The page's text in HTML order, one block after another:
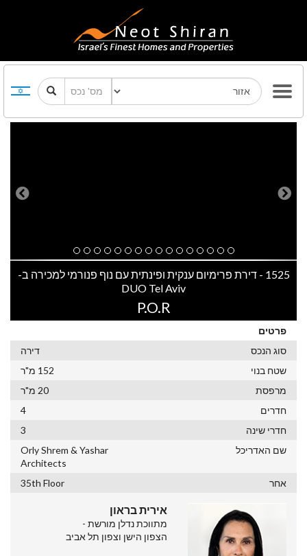
Previous Next
1525 - דירת פרימיום ענקית ופינתית עם נוף פנורמי למכירה ב-
DUO Tel Aviv
P.O.R
פרטים
סוג הנכס
דירה
שטח בנוי
152 מ"ר
מרפסת
20 מ"ר
חדרים
4
חדרי שינה
3
שם האדריכל
Orly Shrem & Yashar
Architects
אחר
35th Floor
אירית בראון
מתווכת נדלן מורשת -
הצפון הישן וצפון תל אביב